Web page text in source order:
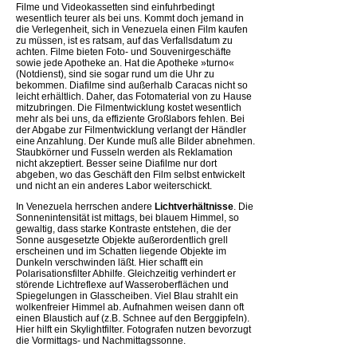
Filme und Videokassetten sind einfuhrbedingt
wesentlich teurer als bei uns. Kommt doch jemand in
die Verlegenheit, sich in Venezuela einen Film kaufen
zu müssen, ist es ratsam, auf das Verfallsdatum zu
achten. Filme bieten Foto- und Souvenirgeschäfte
sowie jede Apotheke an. Hat die Apotheke »turno«
(Notdienst), sind sie sogar rund um die Uhr zu
bekommen. Diafilme sind außerhalb Caracas nicht so
leicht erhältlich. Daher, das Fotomaterial von zu Hause
mitzubringen. Die Filmentwicklung kostet wesentlich
mehr als bei uns, da effiziente Großlabors fehlen. Bei
der Abgabe zur Filmentwicklung verlangt der Händler
eine Anzahlung. Der Kunde muß alle Bilder abnehmen.
Staubkörner und Fusseln werden als Reklamation
nicht akzeptiert. Besser seine Diafilme nur dort
abgeben, wo das Geschäft den Film selbst entwickelt
und nicht an ein anderes Labor weiterschickt.
In Venezuela herrschen andere Lichtverhältnisse . Die
Sonnenintensität ist mittags, bei blauem Himmel, so
gewaltig, dass starke Kontraste entstehen, die der
Sonne ausgesetzte Objekte außerordentlich grell
erscheinen und im Schatten liegende Objekte im
Dunkeln verschwinden läßt. Hier schafft ein
Polarisationsfilter Abhilfe. Gleichzeitig verhindert er
störende Lichtreflexe auf Wasseroberflächen und
Spiegelungen in Glasscheiben. Viel Blau strahlt ein
wolkenfreier Himmel ab. Aufnahmen weisen dann oft
einen Blaustich auf (z.B. Schnee auf den Berggipfeln).
Hier hilft ein Skylightfilter. Fotografen nutzen bevorzugt
die Vormittags- und Nachmittagssonne.